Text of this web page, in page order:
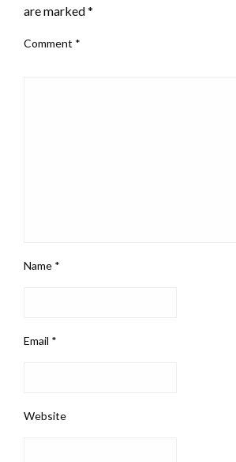
are marked*
Comment *
Name *
Email *
Website